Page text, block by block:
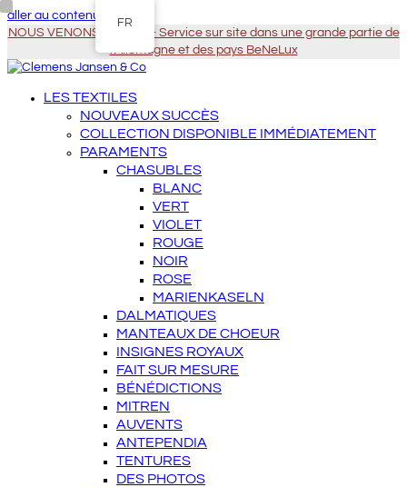
aller au contenu principal
NOUS VENONS À VOUS - Service sur site dans une grande partie de
l'Allemagne et des pays BeNeLux
LES TEXTILES
NOUVEAUX SUCCÈS
COLLECTION DISPONIBLE IMMÉDIATEMENT
PARAMENTS
CHASUBLES
BLANC
VERT
VIOLET
ROUGE
NOIR
ROSE
MARIENKASELN
DALMATIQUES
MANTEAUX DE CHOEUR
INSIGNES ROYAUX
FAIT SUR MESURE
BÉNÉDICTIONS
MITREN
AUVENTS
ANTEPENDIA
TENTURES
DES PHOTOS
FR